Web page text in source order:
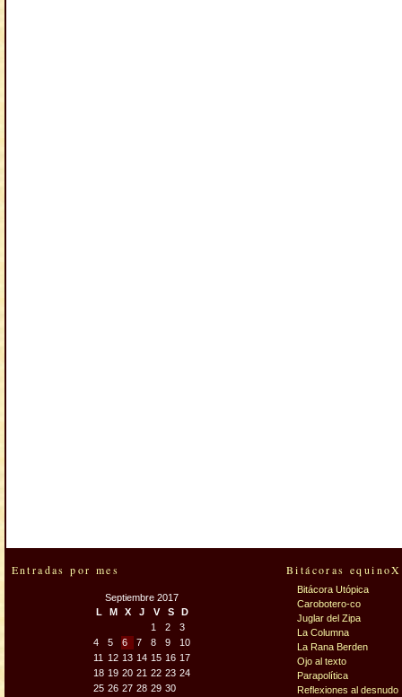
Entradas por mes
Septiembre 2017
L
M X J V S D
1 2
3
4
5 6 7 8 9
10
11
12 13 14 15 16 17
18 19 20 21 22 23 24
25 26 27 28 29 30
Bitácoras
Bitácora Utópica
Carobotero-co
Juglar del Zipa
La Columna
La Rana Berden
Ojo al texto
Parapolítica
Reflexiones al desnudo